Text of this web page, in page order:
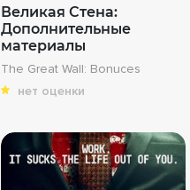
Великая Стена:
Дополнительные
материалы
The Great Wall: Bonuces
нет оценки